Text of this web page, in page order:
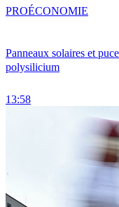
Panneaux solaires et
polysilicium
13:58
PROÉCONOMIE